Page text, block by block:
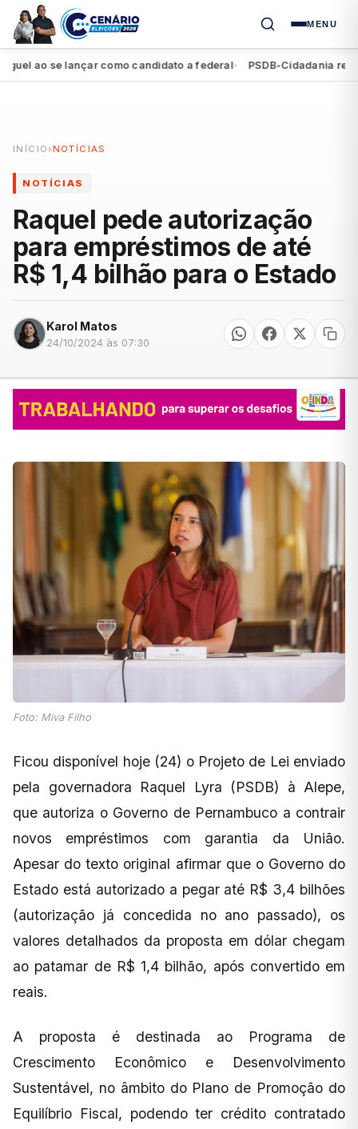
MENU
ao se lançar como candidato a federal● PSDB-Cidadania registra
INÍCIO › NOTÍCIAS
NOTÍCIAS
Raquel pede autorização
para empréstimos de até
R$ 1,4 bilhão para o Estado
Karol Matos
24/10/2024 às 07:30
Foto: Miva Filho
Ficou disponível hoje (24) o Projeto de Lei enviado
pela governadora Raquel Lyra (PSDB) à Alepe,
que autoriza o Governo de Pernambuco a contrair
novos empréstimos com garantia da União.
Apesar do texto original afirmar que o Governo do
Estado está autorizado a pegar até R$ 3,4 bilhões
(autorização já concedida no ano passado), os
valores detalhados da proposta em dólar chegam
ao patamar de R$ 1,4 bilhão, após convertido em
reais.
A proposta é destinada ao Programa de
Crescimento Econômico e Desenvolvimento
Sustentável, no âmbito do Plano de Promoção do
Equilíbrio Fiscal, podendo ter crédito contratado